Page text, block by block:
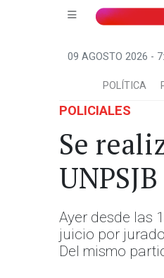
09 AGOSTO 2026 -
POLÍTICA
POLICIALES
Se
UNPSJB
Ayer desde las
juicio por
Del mismo